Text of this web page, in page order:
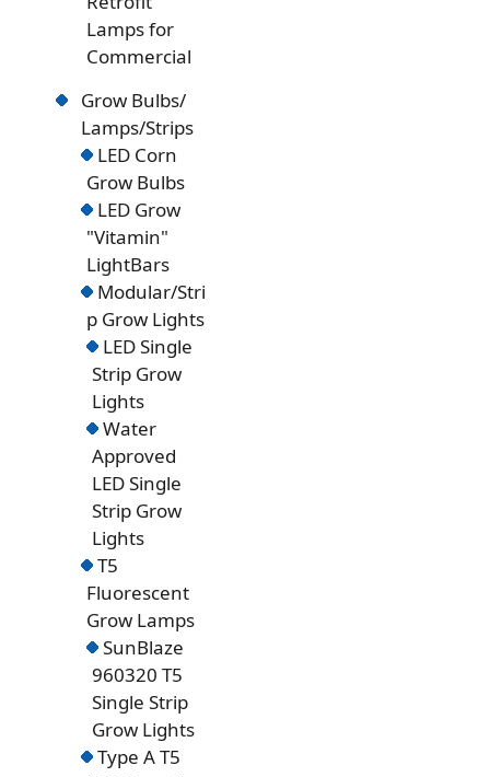
Lamps for
Commercial
Grow Bulbs/
Lamps/Strips
LED Corn
Grow Bulbs
LED Grow
"Vitamin"
LightBars
Modular/Stri
p Grow Lights
LED Single
Strip Grow
Lights
Water
Approved
LED Single
Strip Grow
Lights
T5
Fluorescent
Grow Lamps
SunBlaze
960320 T5
Single Strip
Grow Lights
Type A T5